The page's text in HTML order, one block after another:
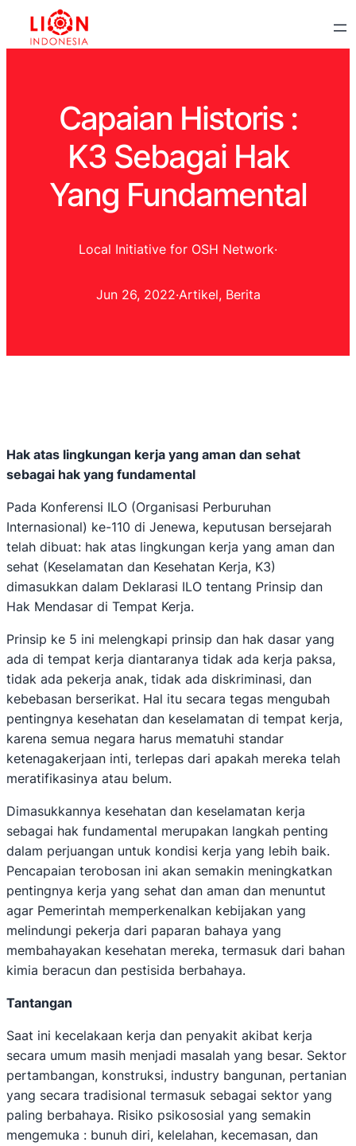
Capaian Historis :
K3 Sebagai Hak
Yang Fundamental
Local Initiative for OSH Network·
Jun 26, 2022·Artikel, Berita
Hak atas lingkungan kerja yang aman dan sehat
sebagai hak yang fundamental
Pada Konferensi ILO (Organisasi Perburuhan
Internasional) ke-110 di Jenewa, keputusan bersejarah
telah dibuat: hak atas lingkungan kerja yang aman dan
sehat (Keselamatan dan Kesehatan Kerja, K3)
dimasukkan dalam Deklarasi ILO tentang Prinsip dan
Hak Mendasar di Tempat Kerja.
Prinsip ke 5 ini melengkapi prinsip dan hak dasar yang
ada di tempat kerja diantaranya tidak ada kerja paksa,
tidak ada pekerja anak, tidak ada diskriminasi, dan
kebebasan berserikat. Hal itu secara tegas mengubah
pentingnya kesehatan dan keselamatan di tempat kerja,
karena semua negara harus mematuhi standar
ketenagakerjaan inti, terlepas dari apakah mereka telah
meratifikasinya atau belum.
Dimasukkannya kesehatan dan keselamatan kerja
sebagai hak fundamental merupakan langkah penting
dalam perjuangan untuk kondisi kerja yang lebih baik.
Pencapaian terobosan ini akan semakin meningkatkan
pentingnya kerja yang sehat dan aman dan menuntut
agar Pemerintah memperkenalkan kebijakan yang
melindungi pekerja dari paparan bahaya yang
membahayakan kesehatan mereka, termasuk dari bahan
kimia beracun dan pestisida berbahaya.
Tantangan
Saat ini kecelakaan kerja dan penyakit akibat kerja
secara umum masih menjadi masalah yang besar. Sektor
pertambangan, konstruksi, industry bangunan, pertanian
yang secara tradisional termasuk sebagai sektor yang
paling berbahaya. Risiko psikososial yang semakin
mengemuka : bunuh diri, kelelahan, kecemasan, dan